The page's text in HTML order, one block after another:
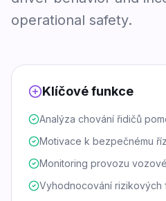
operational safety.
Klíčové funkce
Analýza chování řidičů
Motivace k bezpečnému
Monitoring provozu
Vyhodnocování rizikových